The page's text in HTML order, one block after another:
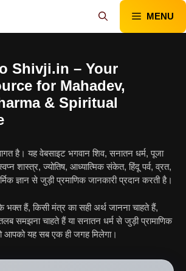
MENU
Shivji.in – Your
for Mahadev,
& Spiritual
है। यह वेबसाइट भगवान शिव, सनातन धर्म, पूजा
शास्त्र, ज्योतिष, आध्यात्मिक संकेत, हिंदू पर्व, व्रत,
ज्ञान से जुड़ी प्रमाणिक जानकारी प्रदान करती है।
हैं, किसी मंत्र का सही अर्थ जानना चाहते हैं,
समझना चाहते हैं या सनातन धर्म से जुड़ी प्रामाणिक
आपको यह सब एक ही जगह मिलेगा।